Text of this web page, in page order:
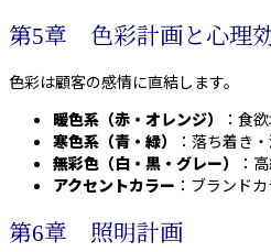
第5章 色彩計画と心理
色彩は顧客の感情に直結します。
暖色系（赤・オレンジ）
：食
寒色系（青・緑）
：落ち着き
無彩色（白・黒・グレー）
：
アクセントカラー ：ブランド
第6章 照明計画